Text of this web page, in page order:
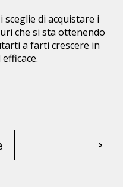
sceglie di acquistare i
che si sta ottenendo
a farti crescere in
>